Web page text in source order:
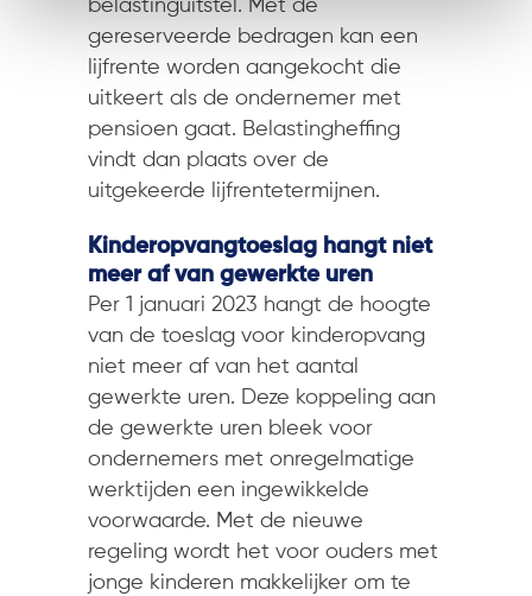
belastinguitstel. Met de
gereserveerde bedragen kan een
lijfrente worden aangekocht die
uitkeert als de ondernemer met
pensioen gaat. Belastingheffing
vindt dan plaats over de
uitgekeerde lijfrentetermijnen.
Kinderopvangtoeslag hangt niet
meer af van gewerkte uren
Per 1 januari 2023 hangt de hoogte
van de toeslag voor kinderopvang
niet meer af van het aantal
gewerkte uren. Deze koppeling aan
de gewerkte uren bleek voor
ondernemers met onregelmatige
werktijden een ingewikkelde
voorwaarde. Met de nieuwe
regeling wordt het voor ouders met
jonge kinderen makkelijker om te